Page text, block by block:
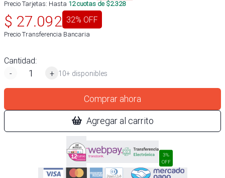
Precio Tarjetas: Hasta 12cuotas de $2.328
$ 27.092 32% OFF
Precio Transferencia Bancaria
Cantidad:
-
+ 10+ disponibles
Comprar ahora
Agregar al carrito
3%
OFF